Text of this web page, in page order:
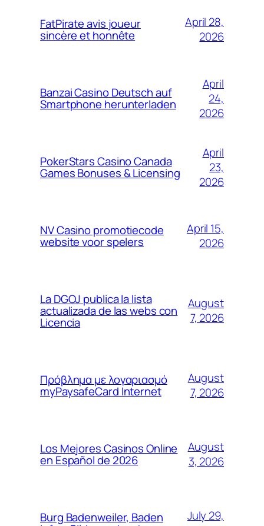
FatPirate avis joueur
sincère et honnête
April 28,
2026
Banzai Casino Deutsch auf
Smartphone herunterladen
April
24,
2026
PokerStars Casino Canada
Games Bonuses & Licensing
April
23,
2026
NV Casino promotiecode
website voor spelers
April 15,
2026
La DGOJ publica la lista
actualizada de las webs con
Licencia
August
7, 2026
Πρόβλημα με λογαριασμό
myPaysafeCard Internet
August
7, 2026
Los Mejores Casinos Online
en Español de 2026
August
3, 2026
Burg Badenweiler, Baden
July 29,